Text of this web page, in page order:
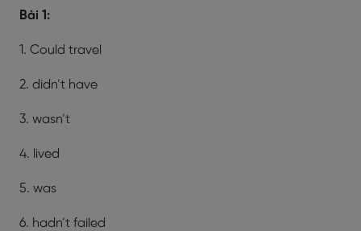
Bài 1:
1. Could travel
2. didn’t have
3. wasn’t
4. lived
5. was
6. hadn’t failed